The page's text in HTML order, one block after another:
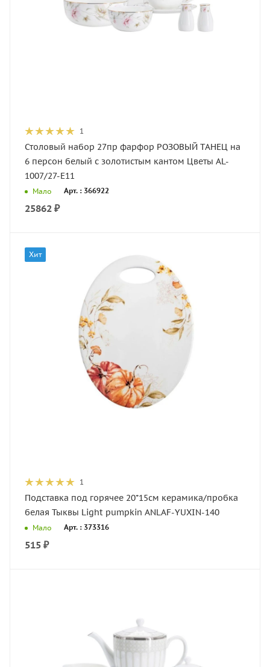
1
Столовый набор 27пр фарфор РОЗОВЫЙ ТАНЕЦ на
6 персон белый с золотистым кантом Цветы AL-
1007/27-E11
Мало Арт. : 366922
25862 ₽
Хит
1
Подставка под горячее 20*15см керамика/пробка
белая Тыквы Light pumpkin ANLAF-YUXIN-140
Мало Арт. : 373316
515 ₽